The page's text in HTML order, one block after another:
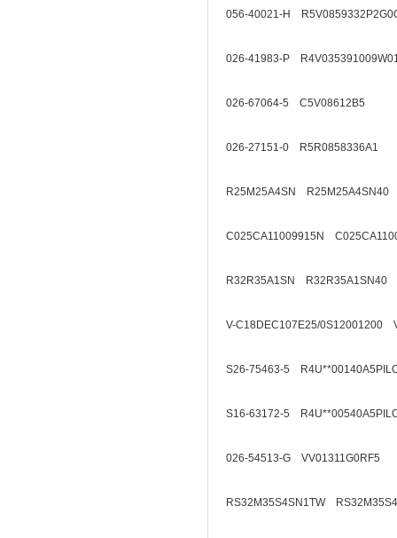
056-40021-H
026-41983-P
026-67064-5 C5V08612B5
026-27151-0 R5R0858336A1
R25M25A4SN R25M25A4SN40
C025CA11009915N
R32R35A1SN R32R35A1SN40
V-C18DEC107E25/0S12001200
S26-75463-5
S16-63172-5
026-54513-G VV01311G0RF5
RS32M35S4SN1TW